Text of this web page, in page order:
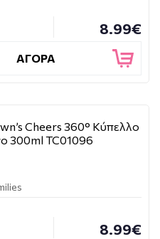
8.99€
ΑΓΟΡΑ
Cheers 360° Κύπελλο
300ml TC01096
8.99€